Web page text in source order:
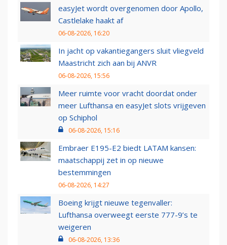
easyJet wordt overgenomen door Apollo,
Castlelake haakt af
06-08-2026, 16:20
In jacht op vakantiegangers sluit vliegveld
Maastricht zich aan bij ANVR
06-08-2026, 15:56
Meer ruimte voor vracht doordat onder
meer Lufthansa en easyJet slots vrijgeven
op Schiphol
06-08-2026, 15:16
Embraer E195-E2 biedt LATAM kansen:
maatschappij zet in op nieuwe
bestemmingen
06-08-2026, 14:27
Boeing krijgt nieuwe tegenvaller:
Lufthansa overweegt eerste 777-9’s te
weigeren
06-08-2026, 13:36